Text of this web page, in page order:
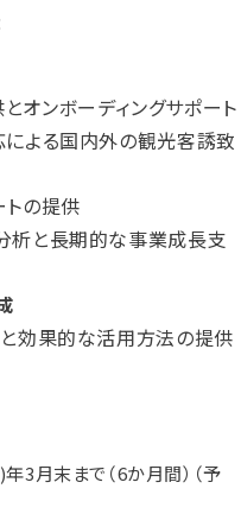
ンボーディングサポート
よる国内外の観光客誘致
の提供
析と長期的な事業成長支
効果的な活用方法の提供
月末まで（6か月間）（予